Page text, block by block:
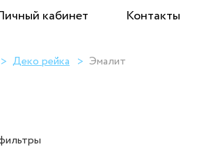
кабинет Контакты
Деко рейка Эмалит